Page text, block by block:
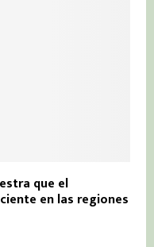
que el
en las regiones